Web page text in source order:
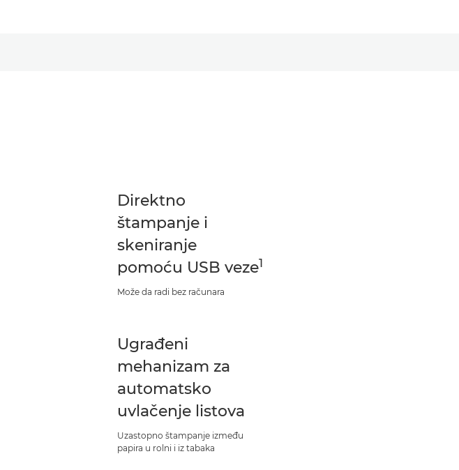
Direktno
štampanje i
skeniranje
pomoću USB veze1
Može da radi bez računara
Ugrađeni
mehanizam za
automatsko
uvlačenje listova
Uzastopno štampanje između
papira u rolni i iz tabaka